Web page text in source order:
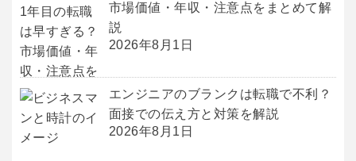
市場価値・年収・注意点をまとめて解
説
2026年8月1日
エンジニアのブランクは転職で不利？
面接での伝え方と対策を解説
2026年8月1日